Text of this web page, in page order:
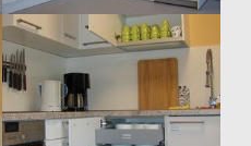
Show larger version